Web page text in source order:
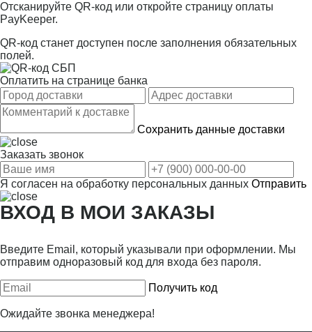
Отсканируйте QR-код или откройте страницу оплаты
PayKeeper.
QR-код станет доступен после заполнения обязательных
полей.
Оплатить на странице банка
Сохранить данные доставки
Заказать звонок
Я согласен на обработку персональных данных Отправить
ВХОД В МОИ ЗАКАЗЫ
Введите Email, который указывали при оформлении. Мы
отправим одноразовый код для входа без пароля.
Получить код
Ожидайте звонка менеджера!